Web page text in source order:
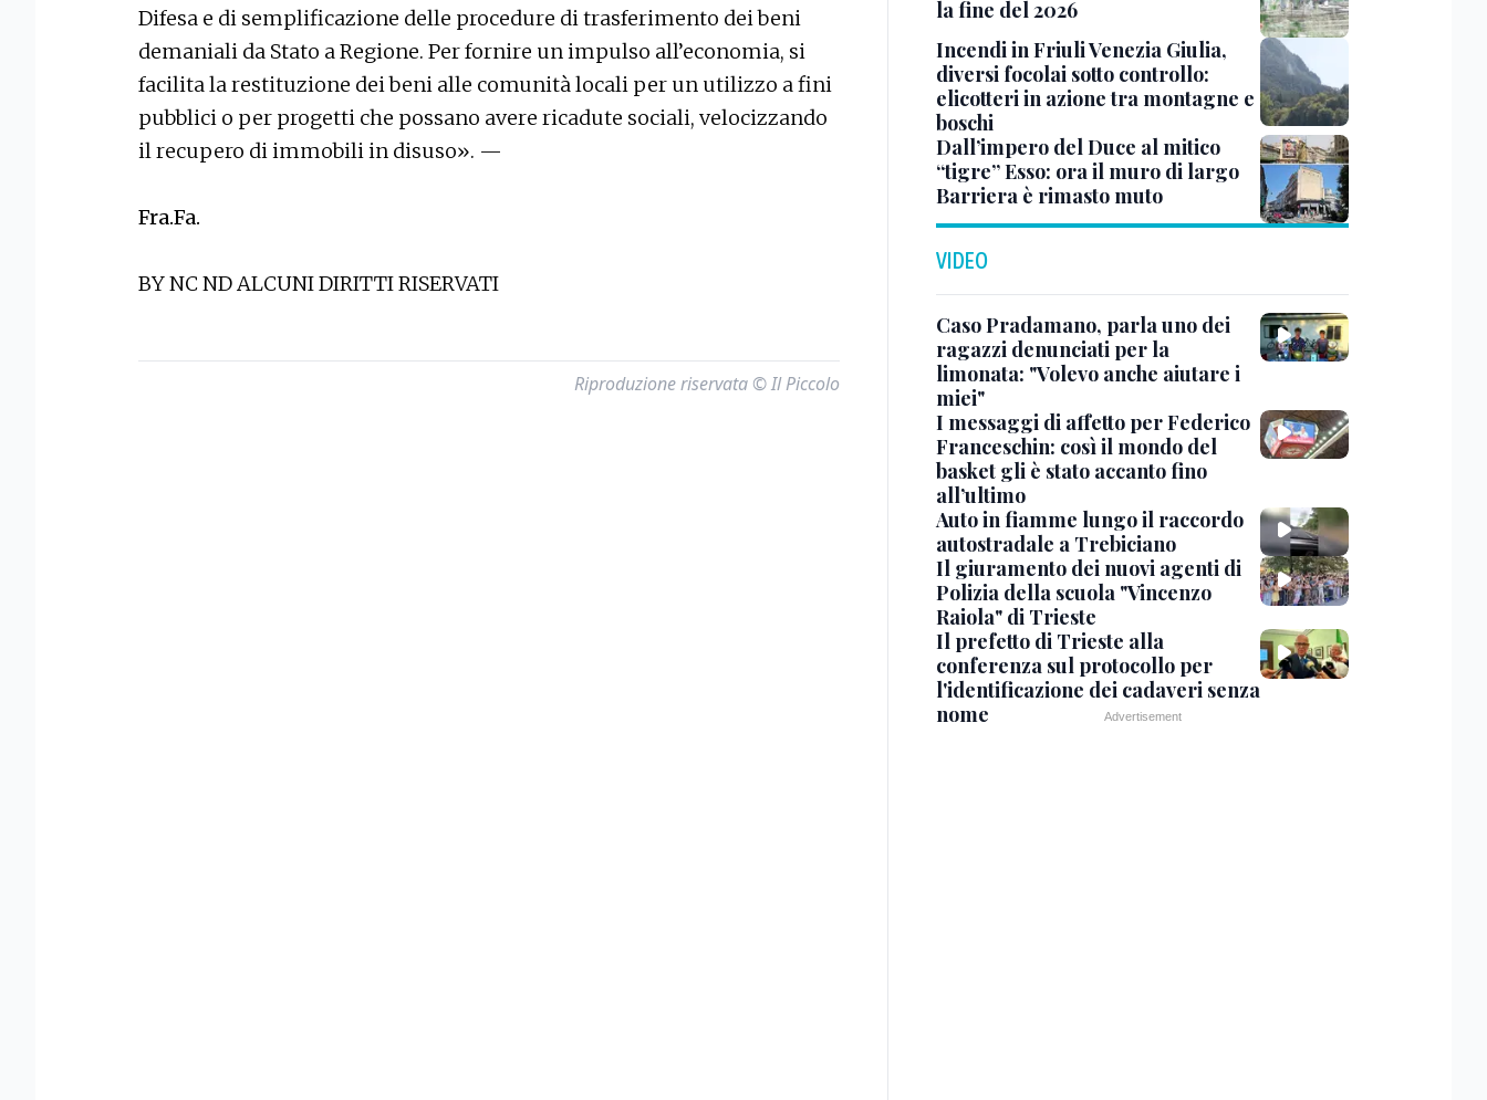
Difesa e di semplificazione delle procedure di trasferimento dei beni
demaniali da Stato a Regione. Per fornire un impulso all’economia, si
facilita la restituzione dei beni alle comunità locali per un utilizzo a fini
pubblici o per progetti che possano avere ricadute sociali, velocizzando
il recupero di immobili in disuso». —
Fra.Fa.
BY NC ND ALCUNI DIRITTI RISERVATI
Riproduzione riservata © Il Piccolo
la fine del 2026
Incendi in Friuli Venezia Giulia,
diversi focolai sotto controllo:
elicotteri in azione tra montagne e
boschi
Dall’impero del Duce al mitico
“tigre” Esso: ora il muro di largo
Barriera è rimasto muto
VIDEO
Caso Pradamano, parla uno dei
ragazzi denunciati per la
limonata: "Volevo anche aiutare i
miei"
I messaggi di affetto per Federico
Franceschin: così il mondo del
basket gli è stato accanto fino
all’ultimo
Auto in fiamme lungo il raccordo
autostradale a Trebiciano
Il giuramento dei nuovi agenti di
Polizia della scuola "Vincenzo
Raiola" di Trieste
Il prefetto di Trieste alla
conferenza sul protocollo per
l'identificazione dei cadaveri senza
nome